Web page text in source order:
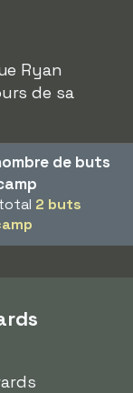
Ryan
de sa
de buts
2 buts